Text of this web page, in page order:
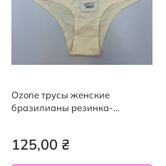
Ozone трусы женские
бразилианы резинка-
125,00 ₴